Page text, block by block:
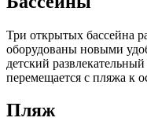
Три открытых бассейна
оборудованы новыми
детский
перемещается с пляжа к
Пляж